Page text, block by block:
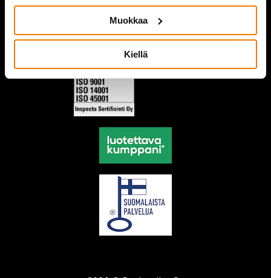
Muokkaa
Kiellä